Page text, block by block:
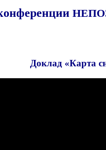
Доклад «Карта